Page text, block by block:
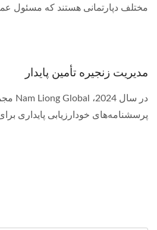
مختلف دپارتمانی هستند که مسئول
مدیریت زنجیره تأمین پایدار
پرسشنامه‌های خودارزیابی پایداری